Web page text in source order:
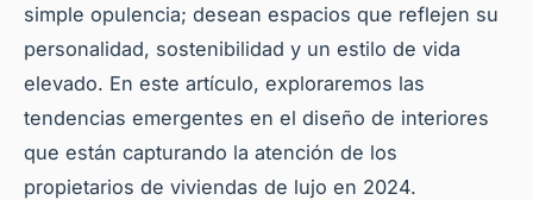
simple opulencia; desean espacios que reflejen su
personalidad, sostenibilidad y un estilo de vida
elevado. En este artículo, exploraremos las
tendencias emergentes en el diseño de interiores
que están capturando la atención de los
propietarios de viviendas de lujo en 2024.